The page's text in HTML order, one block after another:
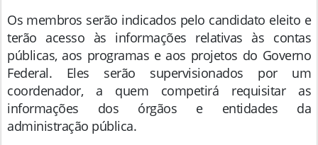
Os membros serão indicados pelo candidato eleito e
terão acesso às informações relativas às contas
públicas, aos programas e aos projetos do Governo
Federal. Eles serão supervisionados por um
coordenador, a quem competirá requisitar as
informações dos órgãos e entidades da
administração pública.